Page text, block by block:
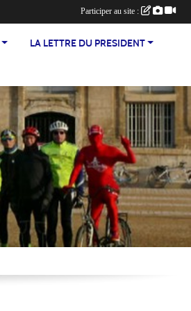
LA LETTRE DU PRESIDENT
Participer au site :